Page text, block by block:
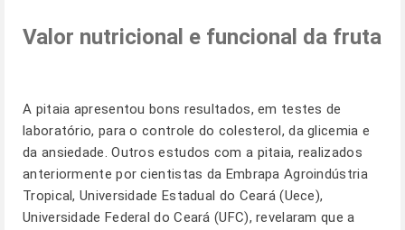
Valor nutricional e funcional da fruta
A pitaia apresentou bons resultados, em testes de
laboratório, para o controle do colesterol, da glicemia e
da ansiedade. Outros estudos com a pitaia, realizados
anteriormente por cientistas da Embrapa Agroindústria
Tropical, Universidade Estadual do Ceará (Uece),
Universidade Federal do Ceará (UFC), revelaram que a